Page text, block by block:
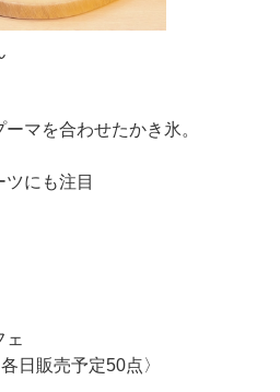
マを合わせたかき氷。
にも注目
ェ
日販売予定50点〉